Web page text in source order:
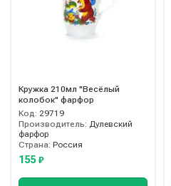
Кружка 210мл "Весёлый
колобок" фарфор
Код: 29719
Производитель: Дулевский
фарфор
Страна: Россия
155 ₽